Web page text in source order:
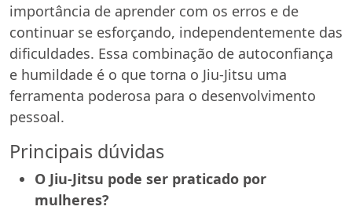
importância de aprender com os erros e de
continuar se esforçando, independentemente das
dificuldades. Essa combinação de autoconfiança
e humildade é o que torna o Jiu-Jitsu uma
ferramenta poderosa para o desenvolvimento
pessoal.
Principais dúvidas
O Jiu-Jitsu pode ser praticado por
mulheres?